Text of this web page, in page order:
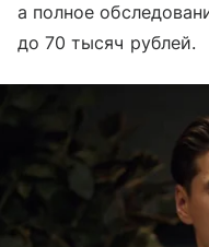
а полное
до 70 тысяч рублей.